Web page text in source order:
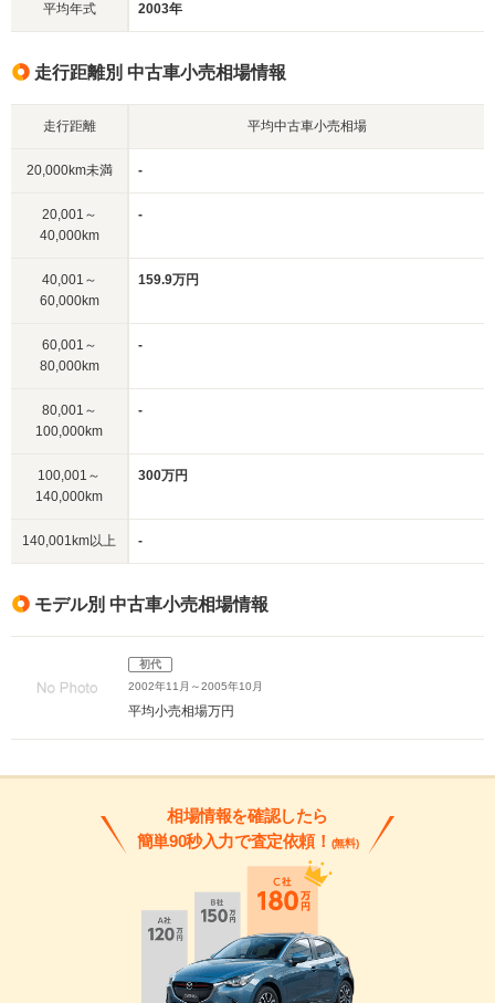
平均年式 2003年
走行距離別 中古車小売相場情報
走行距離 平均中古車小売相場
20,000km未満 -
20,001～
40,000km
-
40,001～
60,000km
159.9万円
60,001～
80,000km
-
80,001～
100,000km
-
100,001～
140,000km
300万円
140,001km以上 -
モデル別 中古車小売相場情報
初代
2002年11月～2005年10月
平均小売相場万円
相場情報を確認したら
簡単90秒入力で査定依頼！ (無料)